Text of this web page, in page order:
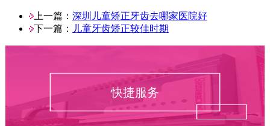
上一篇： 深圳儿童矫正牙齿去哪家医院好
下一篇：
儿童牙齿矫正较佳时期
快捷服务